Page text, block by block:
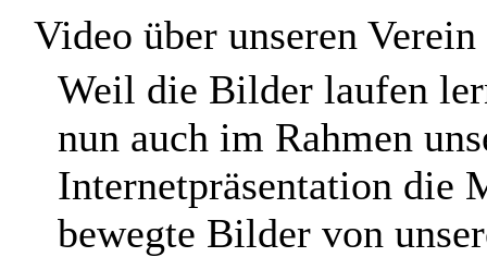
Video über unseren Verein
Weil die Bilder laufen
nun auch im Rahmen
Internetpräsentation die
bewegte Bilder von